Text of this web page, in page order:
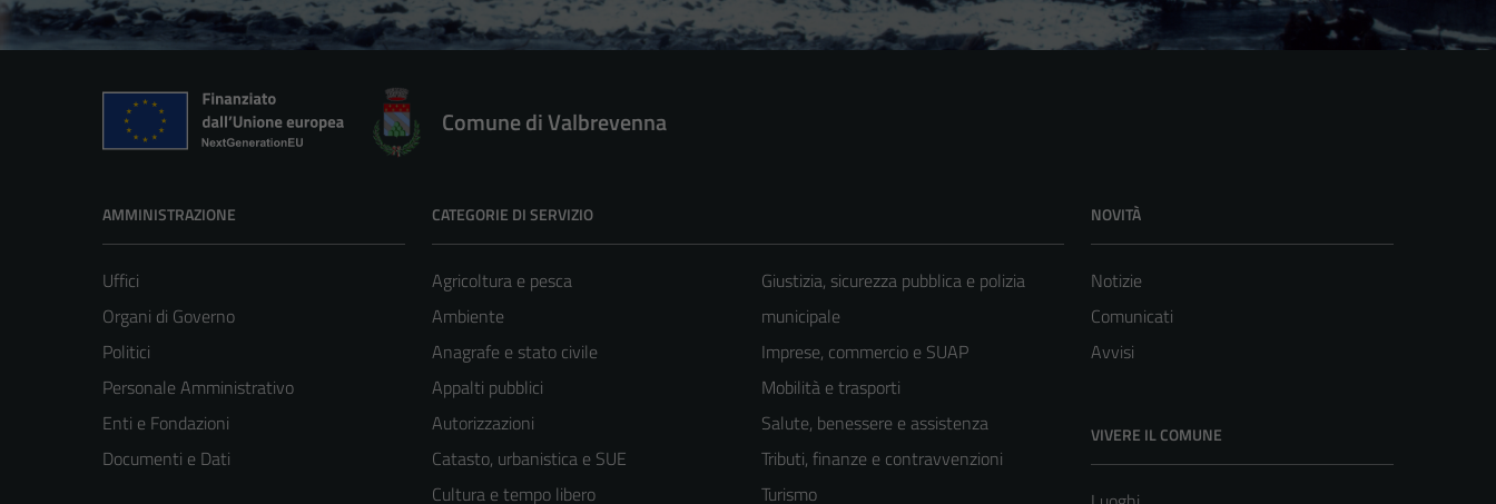
Comune di Valbrevenna
AMMINISTRAZIONE
Uffici
Organi di Governo
Politici
Personale Amministrativo
Enti e Fondazioni
Documenti e Dati
CATEGORIE DI SERVIZIO
Agricoltura e pesca
Ambiente
Anagrafe e stato civile
Appalti pubblici
Autorizzazioni
Catasto, urbanistica e SUE
Cultura e tempo libero
Giustizia, sicurezza pubblica e polizia
municipale
Imprese, commercio e SUAP
Mobilità e trasporti
Salute, benessere e assistenza
Tributi, finanze e contravvenzioni
Turismo
NOVITÀ
Notizie
Comunicati
Avvisi
VIVERE IL COMUNE